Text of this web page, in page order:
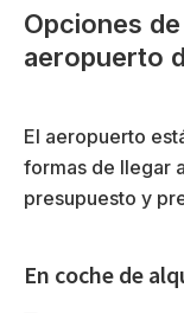
Opciones
aeropuerto
El aeropuerto
formas de llegar
presupuesto y
En coche de